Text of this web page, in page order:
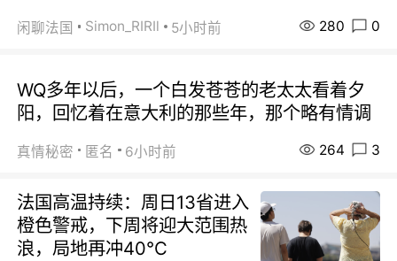
闲聊法国 Simon_RIRIl 5小时前 280 0
WQ多年以后，一个白发苍苍的老太太看着夕
阳，回忆着在意大利的那些年，那个略有情调
真情秘密 匿名 6小时前 264 3
法国高温持续：周日13省进入
橙色警戒，下周将迎大范围热
浪，局地再冲40℃